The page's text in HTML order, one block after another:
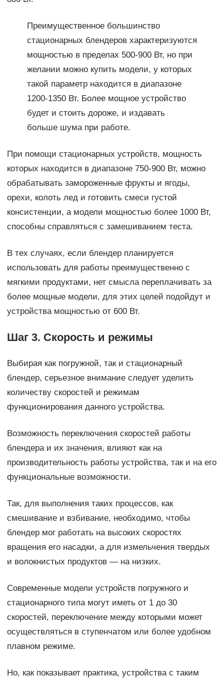
Преимущественное большинство
стационарных блендеров характеризуются
мощностью в пределах 500-900 Вт, но при
желании можно купить модели, у которых
такой параметр находится в диапазоне
1200-1350 Вт. Более мощное устройство
будет и стоить дороже, и издавать
больше шума при работе.
При помощи стационарных устройств, мощность
которых находится в диапазоне 750-900 Вт, можно
обрабатывать замороженные фрукты и ягоды,
орехи, колоть лед и готовить смеси густой
консистенции, а модели мощностью более 1000 Вт,
способны справляться с замешиванием теста.
В тех случаях, если блендер планируется
использовать для работы преимущественно с
мягкими продуктами, нет смысла переплачивать за
более мощные модели, для этих целей подойдут и
устройства мощностью от 600 Вт.
Шаг 3. Скорость и режимы
Выбирая как погружной, так и стационарный
блендер, серьезное внимание следует уделить
количеству скоростей и режимам
функционирования данного устройства.
Возможность переключения скоростей работы
блендера и их значения, влияют как на
производительность работы устройства, так и на его
функциональные возможности.
Так, для выполнения таких процессов, как
смешивание и взбивание, необходимо, чтобы
блендер мог работать на высоких скоростях
вращения его насадки, а для измельчения твердых
и волокнистых продуктов — на низких.
Современные модели устройств погружного и
стационарного типа могут иметь от 1 до 30
скоростей, переключение между которыми может
осуществляться в ступенчатом или более удобном
плавном режиме.
Но, как показывает практика, устройства с таким